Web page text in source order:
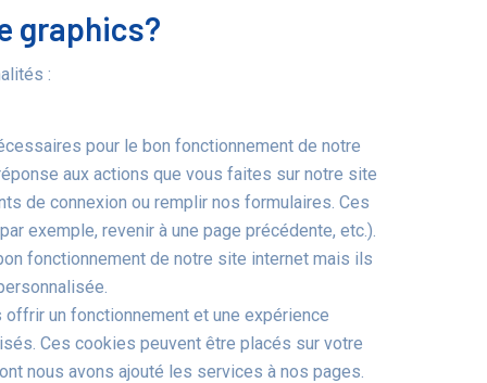
graphics?
:
pour le bon fonctionnement de notre
aux actions que vous faites sur notre site
de connexion ou remplir nos formulaires. Ces
exemple, revenir à une page précédente, etc.).
fonctionnement de notre site internet mais ils
un fonctionnement et une expérience
Ces cookies peuvent être placés sur votre
nous avons ajouté les services à nos pages.